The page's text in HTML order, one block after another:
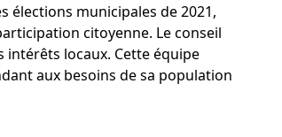
élections municipales de 2021,
citoyenne. Le conseil
locaux. Cette équipe
aux besoins de sa population